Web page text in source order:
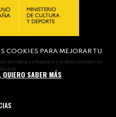
de Cultura y Deportes y el Ayuntamiento de
COOKIES PARA MEJORAR TU
QUIERO SABER MÁS